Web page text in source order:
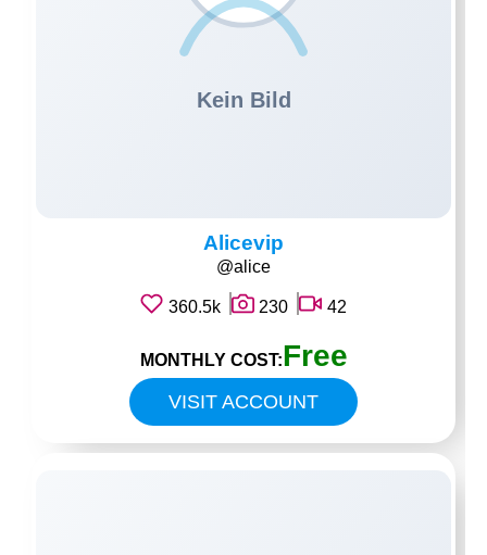
Alicevip
@alice
360.5k 230 42
VISIT ACCOUNT
MONTHLY COST:Free